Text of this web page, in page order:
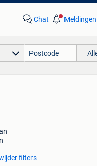
Chat Meldingen
filters